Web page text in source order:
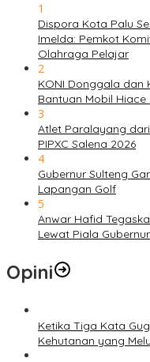
1
Dispora Kota Palu
Imelda: Pemkot
Olahraga Pelajar
2
KONI Donggala dan
Bantuan Mobil
3
Atlet Paralayang
PIPXC Salena 2026
4
Gubernur Sulteng
Lapangan Golf
5
Anwar Hafid
Lewat Piala
Opini
Ketika Tiga Kata
Kehutanan yang